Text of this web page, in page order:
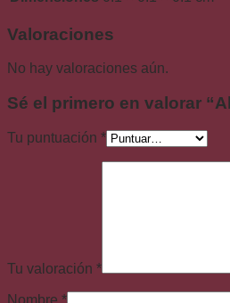
Valoraciones
No hay valoraciones aún.
Sé el primero en valorar
Tu puntuación *
Tu valoración *
Nombre *